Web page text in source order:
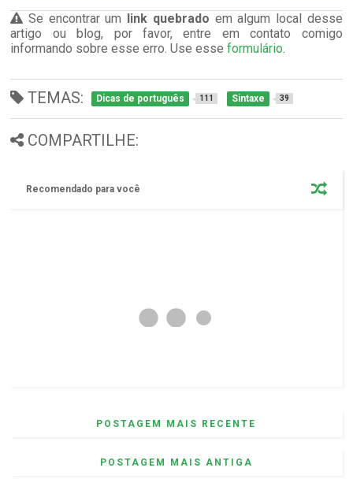
Se encontrar um link quebrado em algum local desse
artigo ou blog, por favor, entre em contato comigo
informando sobre esse erro. Use esseformulário
TEMAS: Dicas de português 111 Sintaxe 39
COMPARTILHE:
Recomendado para você
POSTAGEM MAIS RECENTE
POSTAGEM MAIS ANTIGA